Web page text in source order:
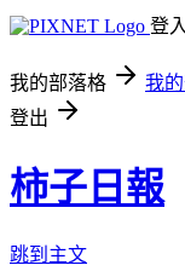
登入
我的部落格 我
登出
柿子日報
跳到主文